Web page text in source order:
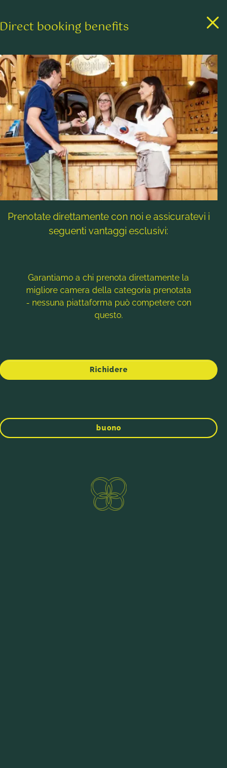
Contatto & Assistenza
Direct booking benefits
Prenotate direttamente con noi e assicuratevi i
seguenti vantaggi esclusivi:
Garantiamo a chi prenota direttamente la
migliore camera della categoria prenotata
- nessuna piattaforma può competere con
questo.
Richidere
buono